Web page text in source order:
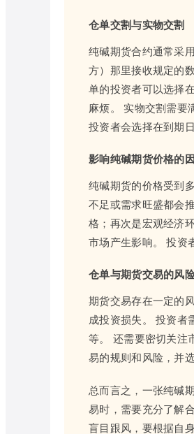
仓单交割与实物交割
纯碱期货合约通常采
方）那里接收规定的
单的投资者可以选择
麻烦。 实物交割需要
投资者会选择在到期
影响纯碱期货价格的
纯碱期货的价格受到
不足或需求旺盛都会
格；再次是宏观经济
市场产生影响。 投资
仓单与期货交易的风
期货交易存在一定的
成投资损失。 投资者
等。 还需要密切关注
易的规则和风险，并
总而言之，一张纯碱
易时，需要充分了解
盲目跟风，要根据自